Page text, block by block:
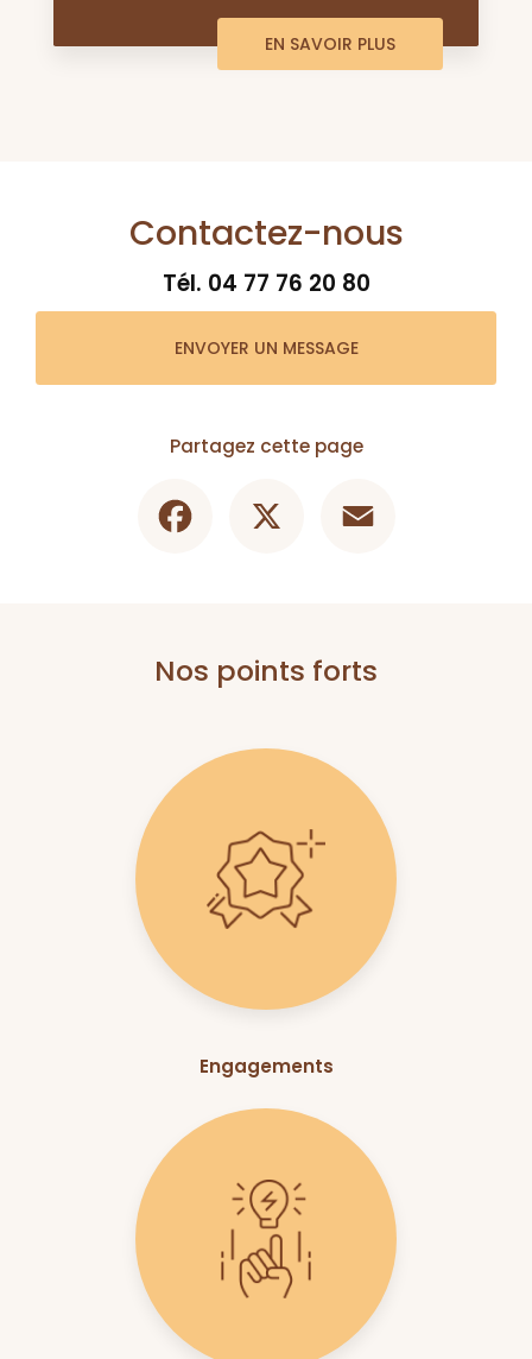
EN SAVOIR PLUS
Contactez-nous
Tél. 04 77 76 20 80
ENVOYER UN MESSAGE
Partagez cette page
Nos points forts
Engagements